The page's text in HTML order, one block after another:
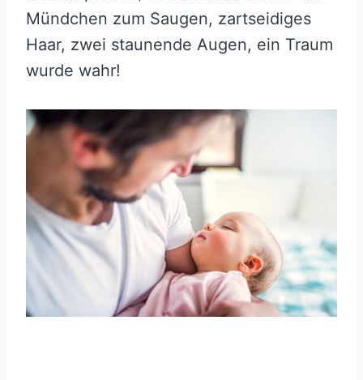
Mündchen zum Saugen, zartseidiges
Haar, zwei staunende Augen, ein Traum
wurde wahr!